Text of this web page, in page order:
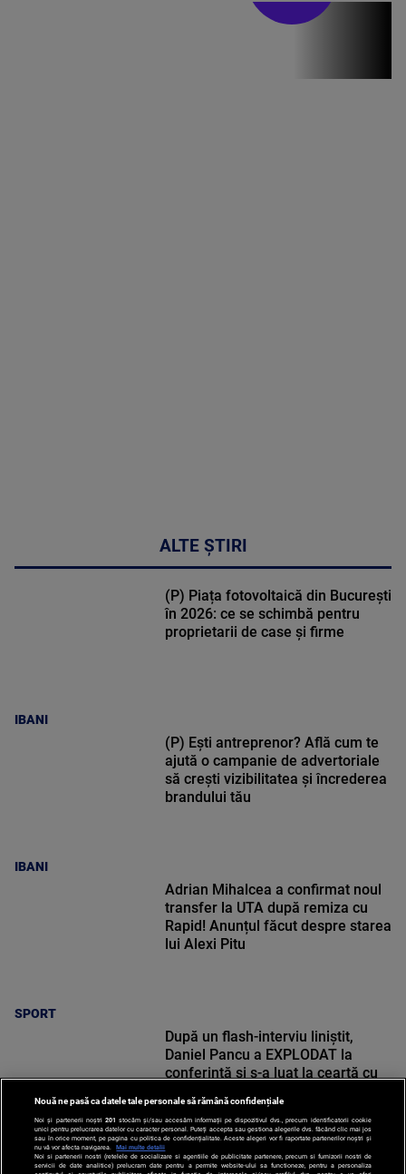
ALTE ȘTIRI
IBANI
(P) Piața fotovoltaică din București
în 2026: ce se schimbă pentru
proprietarii de case și firme
IBANI
(P) Ești antreprenor? Află cum te
ajută o campanie de advertoriale
să crești vizibilitatea și încrederea
brandului tău
SPORT
Adrian Mihalcea a confirmat noul
transfer la UTA după remiza cu
Rapid! Anunțul făcut despre starea
lui Alexi Pitu
SPORT
După un flash-interviu liniștit,
Daniel Pancu a EXPLODAT la
conferință și s-a luat la ceartă cu
strigați”
Nouă ne pasă ca datele tale personale să rămână confidențiale
Noi și partenerii noștri 201 stocăm și/sau accesăm informații pe dispozitivul dvs., precum identificatorii cookie
unici pentru prelucrarea datelor cu caracter personal. Puteți accepta sau gestiona alegerile dvs. făcând clic mai jos
sau în orice moment, pe pagina cu politica de confidențialitate. Aceste alegeri vor fi raportate partenerilor noștri și
nu vă vor afecta navigarea.
Mai multe detalii
Noi si partenerii nostri (retelele de socializare si agentiile de publicitate partenere, precum si furnizorii nostri de
servicii de date analitice) prelucram date pentru a permite website-ului sa functioneze, pentru a personaliza